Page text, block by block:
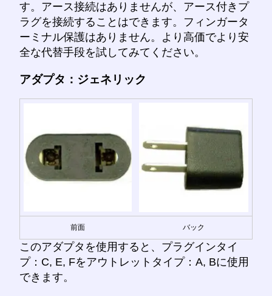
す。アース接続はありませんが、アース付きプ
ラグを接続することはできます。フィンガータ
ーミナル保護はありません。より高価でより安
全な代替手段を試してみてください。
アダプタ：ジェネリック
前面 バック
このアダプタを使用すると、プラグインタイ
プ：C, E, Fをアウトレットタイプ：A, Bに使用
できます。